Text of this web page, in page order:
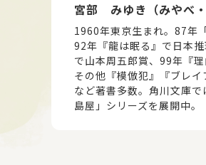
著者情報
宮部 みゆき（みやべ・
1960年東京生まれ。87年
92年『龍は眠る』で日本
で山本周五郎賞、99年『理
その他『模倣犯』『ブレ
など著書多数。角川文庫
島屋」シリーズを展開中。